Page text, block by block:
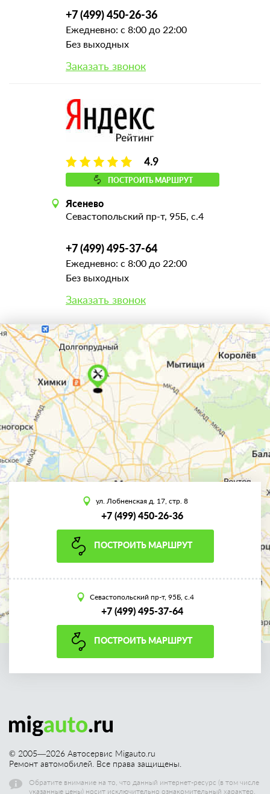
+7 (499) 450-26-36
Ежедневно: с 8:00 до 22:00
Без выходных
Заказать звонок
4.9
ПОСТРОИТЬ МАРШРУТ
Ясенево
Севастопольский пр-т, 95Б, с.4
+7 (499) 495-37-64
Ежедневно: с 8:00 до 22:00
Без выходных
Заказать звонок
ул. Лобненская д. 17, стр. 8
+7 (499) 450-26-36
ПОСТРОИТЬ МАРШРУТ
Севастопольский пр-т, 95Б, с.4
+7 (499) 495-37-64
ПОСТРОИТЬ МАРШРУТ
© 2005—2026 Автосервис Migauto.ru
Ремонт автомобилей. Все права защищены.
Обратите внимание на то, что данный интернет-ресурс (в том числе
указанные цены) носит исключительно ознакомительный характер,